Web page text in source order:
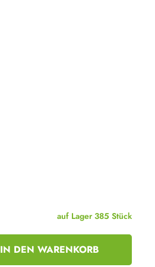
auf Lager 385 Stück
IN DEN WARENKORB